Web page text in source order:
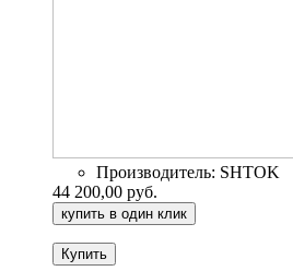
Производитель: SHTOK
44 200,00 руб.
купить в один клик